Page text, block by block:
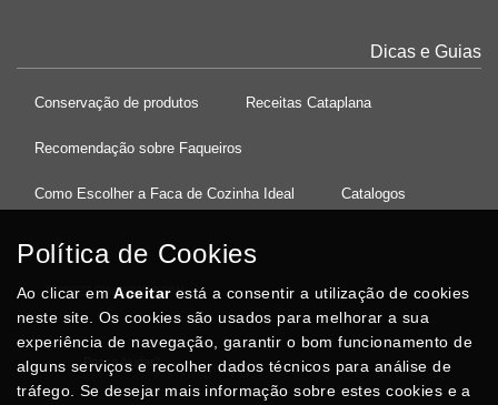
Dicas e Guias
Conservação de produtos Receitas Cataplana
Recomendação sobre Faqueiros
Como Escolher a Faca de Cozinha Ideal Catalogos
37°08'27.5"N 8°32'13.9"W
Posso Ajudar?
Política de Cookies
Ao clicar emAceitarestá a consentir a utilização de cookies
neste site. Os cookies são usados para melhorar a sua
experiência de navegação, garantir o bom funcionamento de
alguns serviços e recolher dados técnicos para análise de
tráfego. Se desejar mais informação sobre estes cookies e a